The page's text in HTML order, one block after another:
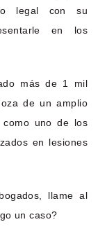
legal con su
en los
más de 1 mil
de un amplio
como uno de los
en lesiones
llame al
un caso?